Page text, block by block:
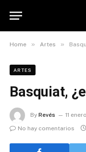
Home » Artes »
ARTES
Basquiat,
By Revés 11
No hay comentarios